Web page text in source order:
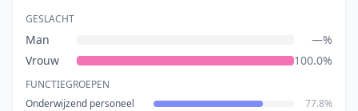
GESLACHT
Man
—%
Vrouw
100.0%
FUNCTIEGROEPEN
Onderwijzend personeel
77.8%